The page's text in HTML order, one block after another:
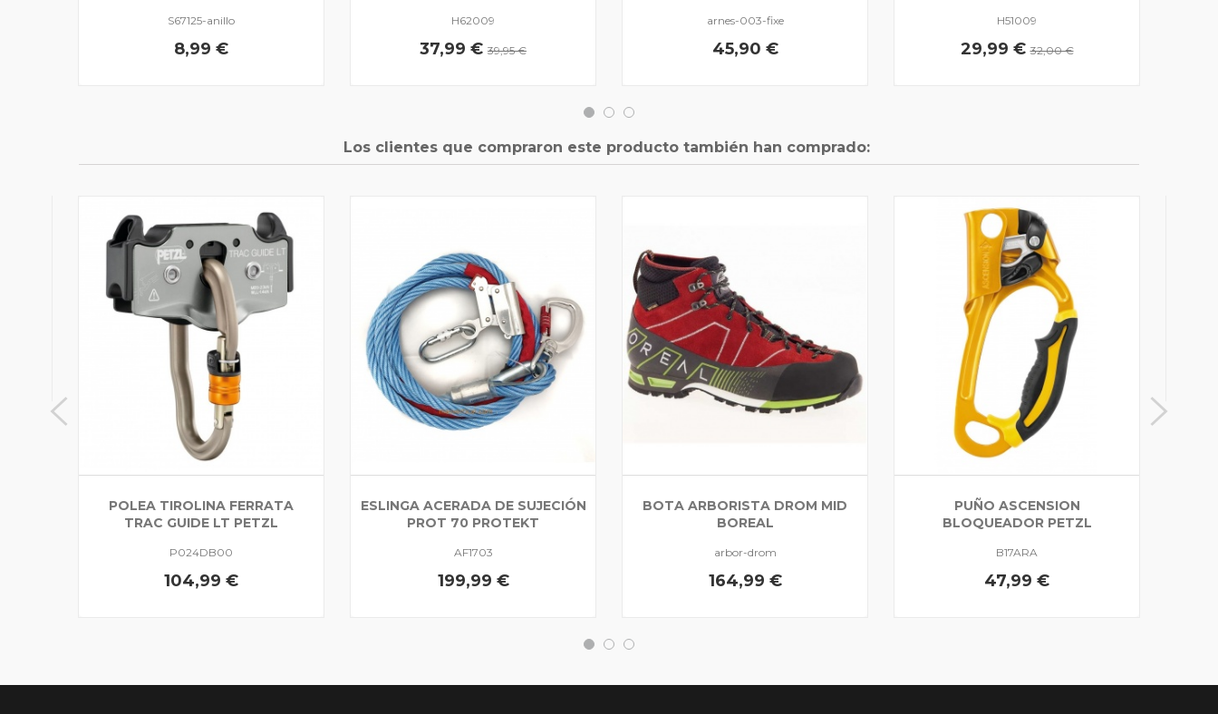
S67125-anillo
8,99 €
H62009
37,99 € 39,95 €
arnes-003-fixe
45,90 €
H51009
29,99 €32,00 €
Los clientes que compraron este producto también han comprado:
POLEA TIROLINA FERRATA
TRAC GUIDE LT PETZL
P024DB00
104,99 €
ESLINGA ACERADA DE SUJECIÓN
PROT 70 PROTEKT
AF1703
199,99 €
BOTA ARBORISTA DROM MID
BOREAL
arbor-drom
164,99 €
PUÑO ASCENSION
BLOQUEADOR PETZL
B17ARA
47,99 €